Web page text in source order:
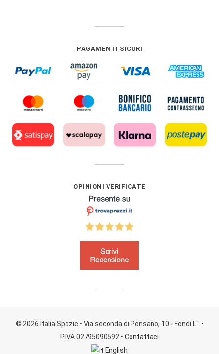
PAGAMENTI SICURI
OPINIONI VERIFICATE
© 2026 Italia Spezie • Via seconda di Ponsano, 10 - Fondi LT •
P.IVA 02795090592 • Contattaci
English